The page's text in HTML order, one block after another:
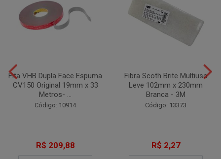
Fita VHB Dupla Face Espuma
CV150 Original 19mm x 33
Metros- ...
Código: 10914
R$ 209,88
Fibra Scoth Brite Multiuso
Leve 102mm x 230mm
Branca - 3M
Código: 13373
R$ 2,27